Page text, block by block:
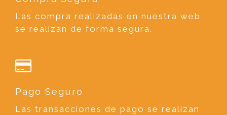
Las compra realizadas en nuestra web
se realizan de forma segura.
Pago Seguro
Las transacciones de pago se realizan